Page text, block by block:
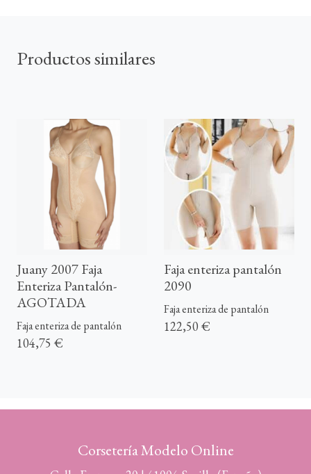
Productos similares
Juany 2007 Faja
Enteriza Pantalón-
AGOTADA
Faja enteriza de pantalón
104,75 €
Faja enteriza pantalón
2090
Faja enteriza de pantalón
122,50 €
Corsetería Modelo Online